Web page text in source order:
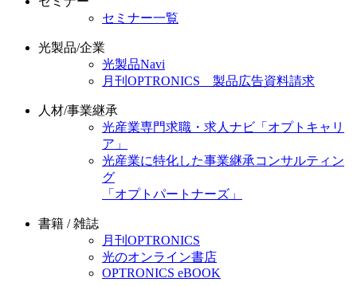
セミナー一覧
光製品/企業
光製品Navi
月刊OPTRONICS 製品広告資料請求
人材/事業継承
光産業専門求職・求人ナビ「オプトキャリ
ア」
光産業に特化した事業継承コンサルティン
グ
「オプトパートナーズ」
書籍 / 雑誌
月刊OPTRONICS
光のオンライン書店
OPTRONICS eBOOK